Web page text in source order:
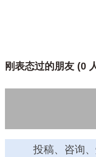
刚表态过的朋友 (0
投稿、咨询